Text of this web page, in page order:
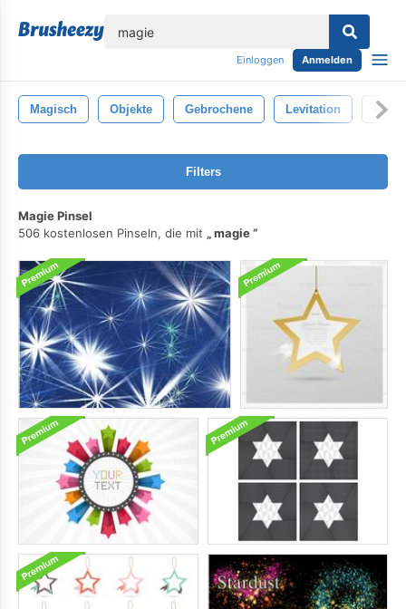
Einloggen Anmelden
Magisch Objekte Gebrochene Levitation
Filters
Magie Pinsel
506 kostenlosen Pinseln, die mit
magie